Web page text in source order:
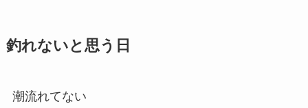
釣れないと思う日
潮流れてない